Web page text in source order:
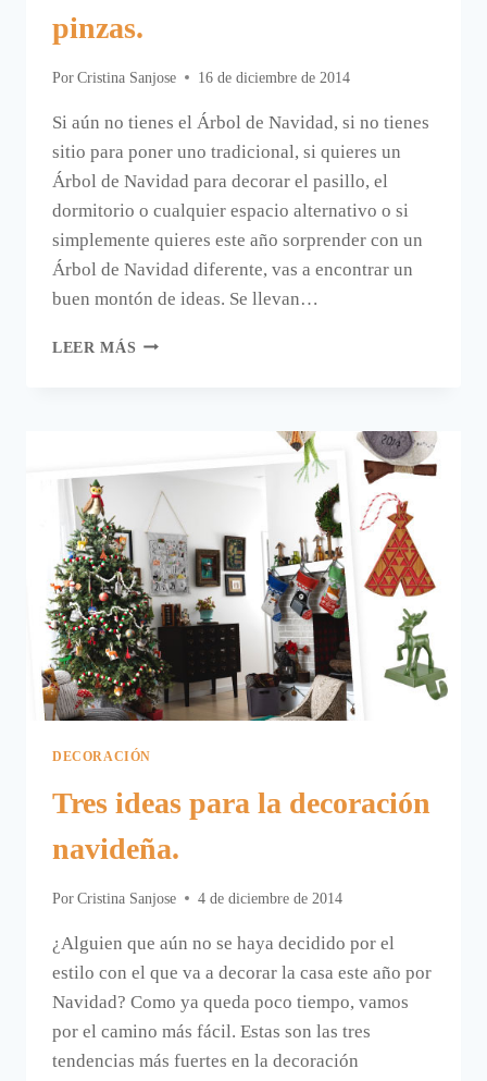
pinzas.
Por Cristina Sanjose 16 de diciembre de 2014
Si aún no tienes el Árbol de Navidad, si no tienes
sitio para poner uno tradicional, si quieres un
Árbol de Navidad para decorar el pasillo, el
dormitorio o cualquier espacio alternativo o si
simplemente quieres este año sorprender con un
Árbol de Navidad diferente, vas a encontrar un
buen montón de ideas. Se llevan…
LEER MÁS UN
DECORACIÓN
Tres ideas para la decoración
navideña.
Por Cristina Sanjose 4 de diciembre de 2014
¿Alguien que aún no se haya decidido por el
estilo con el que va a decorar la casa este año por
Navidad? Como ya queda poco tiempo, vamos
por el camino más fácil. Estas son las tres
tendencias más fuertes en la decoración